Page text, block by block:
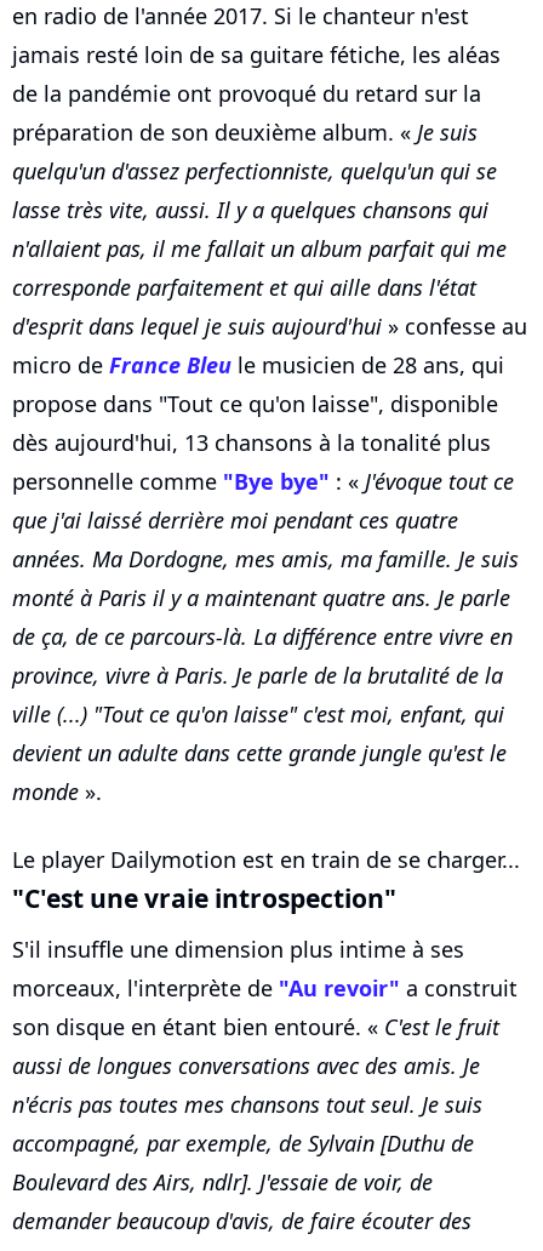
en radio de l'année 2017. Si le chanteur n'est
jamais resté loin de sa guitare fétiche, les aléas
de la pandémie ont provoqué du retard sur la
préparation de son deuxième album. « Je suis
quelqu'un d'assez perfectionniste, quelqu'un qui se
lasse très vite, aussi. Il y a quelques chansons qui
n'allaient pas, il me fallait un album parfait qui me
corresponde parfaitement et qui aille dans l'état
d'esprit dans lequel je suis aujourd'hui » confesse au
micro de France Bleu le musicien de 28 ans, qui
propose dans "Tout ce qu'on laisse", disponible
dès aujourd'hui, 13 chansons à la tonalité plus
personnelle comme "Bye bye" : « J'évoque tout ce
que j'ai laissé derrière moi pendant ces quatre
années. Ma Dordogne, mes amis, ma famille. Je suis
monté à Paris il y a maintenant quatre ans. Je parle
de ça, de ce parcours-là. La différence entre vivre en
province, vivre à Paris. Je parle de la brutalité de la
ville (...) "Tout ce qu'on laisse" c'est moi, enfant, qui
devient un adulte dans cette grande jungle qu'est le
monde ».
Le player Dailymotion est en train de se charger...
"C'est une vraie introspection"
S'il insuffle une dimension plus intime à ses
morceaux, l'interprète de "Au revoir" a construit
son disque en étant bien entouré. « C'est le fruit
aussi de longues conversations avec des amis. Je
n'écris pas toutes mes chansons tout seul. Je suis
accompagné, par exemple, de Sylvain [Duthu de
Boulevard des Airs, ndlr]. J'essaie de voir, de
demander beaucoup d'avis, de faire écouter des